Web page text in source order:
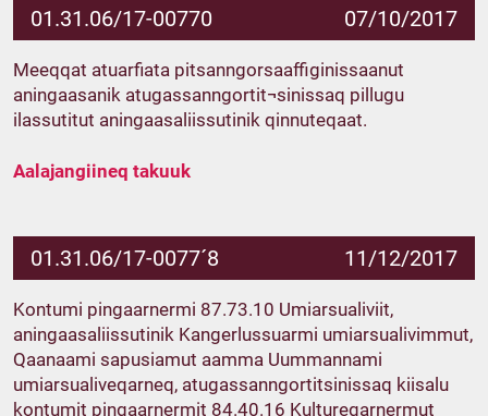
01.31.06/17-00770 07/10/2017
Meeqqat atuarfiata pitsanngorsaaffiginissaanut
aningaasanik atugassanngortit¬sinissaq pillugu
ilassutitut aningaasaliissutinik qinnuteqaat.
Aalajangiineq takuuk
01.31.06/17-0077´8 11/12/2017
Kontumi pingaarnermi 87.73.10 Umiarsualiviit,
aningaasaliissutinik Kangerlussuarmi umiarsualivimmut,
Qaanaami sapusiamut aamma Uummannami
umiarsualiveqarneq, atugassanngortitsinissaq kiisalu
kontumit pingaarnermit 84.40.16 Kultureqarnermut